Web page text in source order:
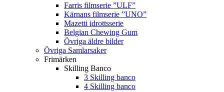
Farris filmserie ”ULF”
Kärnans filmserie ”UNO”
Mazetti idrottsserie
Belgian Chewing Gum
Övriga äldre bilder
Övriga Samlarsaker
Frimärken
Skilling Banco
3 Skilling banco
4 Skilling banco